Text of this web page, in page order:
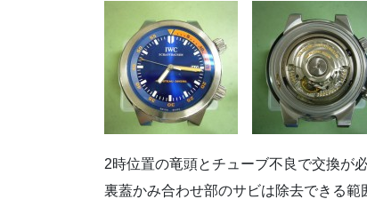
2時位置の竜頭とチューブ不良で交換が
裏蓋かみ合わせ部のサビは除去できる範